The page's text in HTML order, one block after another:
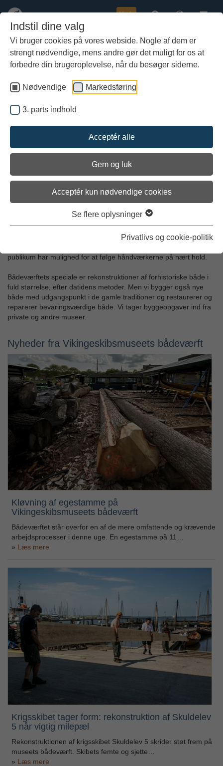
Indstil dine valg
Vi bruger cookies på vores webside. Nogle af dem er
strengt nødvendige, mens andre gør det muligt for os at
forbedre din brugeroplevelse, når du besøger siderne.
Nødvendige Markedsføring
3. parts indhold
Acceptér alle
Gem og luk
Acceptér kun nødvendige cookies
Se flere oplysninger
Privatlivs og cookie-politik
indhold
Køb
Eksperimentalarkæologi
Maritim eksperimentalarkæologi på
bådeværftet
Vikingeskibsmuseets bådeværft
På bådeværftet, der ligger på Museumsøen, bygges der
klinkbyggede brugsbåde med det formål at bevare de maritime
publikum har mulighed for at følge håndværkerne på nært hold.
Bådeværftets speciale er rekonstruktioner af forhistoriske både i
fuld størrelse, efter datidens metoder. Men vi bygger også nye
både med udgangspunkt i de gamle traditioner og restaurerer og
reparerer bevaringsværdige både. Vi tager byggeopgaver ind fra
private og andre museer.
Nyheder fra Vikingeskibsmuseets bådeværft
Kløvning af egestamme på
Vikingeskibsmuseets bådeværft
Bådeværftet står overfor en af de mere omfattende og krævende
arbejdsprocesser i denne uge. En egestamme på 11…
Læs mere
Krigsskibet tager form: rekonstruktion af Skuldelev
5 når vigtig milepæl
Rekonstruktionen af krigsskibet Skuldelev 5 skrider støt frem på
museets bådeværft. Skibets femte og sjette…
Læs mere